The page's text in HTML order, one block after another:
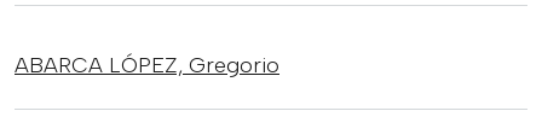
ABARCA LÓPEZ, Gregorio